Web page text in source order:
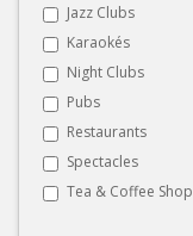
Jazz Clubs
Karaokés
Night Clubs
Pubs
Restaurants
Spectacles
Tea & Coffee Shop